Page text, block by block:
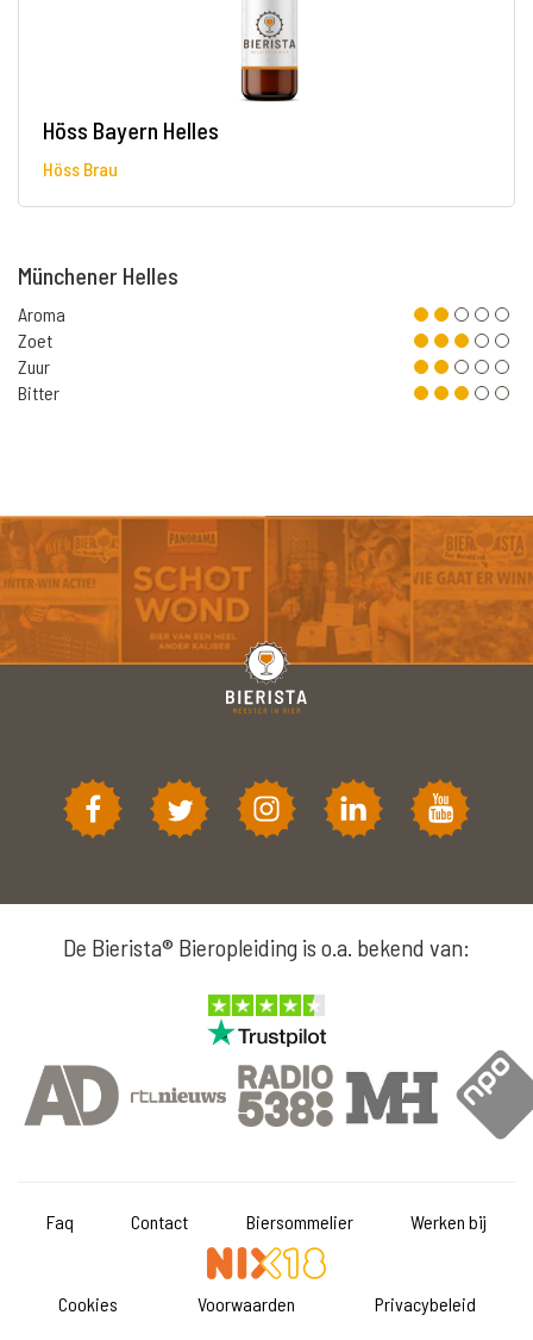
Höss Bayern Helles
Höss Brau
Münchener Helles
Aroma
Zoet
Zuur
Bitter
De Bierista® Bieropleiding is o.a. bekend van:
Faq Contact Biersommelier Werken bij
Cookies Voorwaarden Privacybeleid